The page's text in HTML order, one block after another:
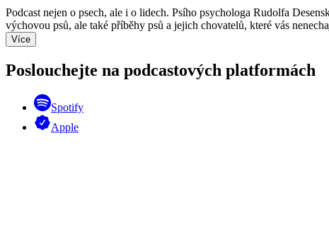
Podcast nejen o psech, ale i o lidech. Psího psychologa Rudolfa
výchovou psů, ale také příběhy psů a jejich chovatelů, které vás
Více
Poslouchejte na podcastových platformách
Spotify
Apple